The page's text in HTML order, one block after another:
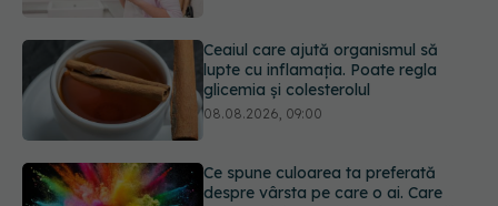
Ce spune culoarea ta preferată
despre vârsta pe care o ai. Care
este "codul cromatic" al generațiilor
Analiza de sânge AST (SGOT): ce
URMĂREȘTE-NE ȘI PE: